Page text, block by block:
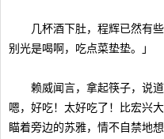
几杯酒下肚，程辉已然有些
别光是喝啊，吃点菜垫垫。」
赖威闻言，拿起筷子，说道
嗯，好吃！太好吃了！比宏兴
瞄着旁边的苏雅，情不自禁地